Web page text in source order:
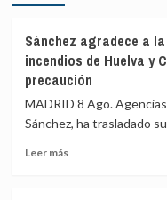
Sánchez agradece a
incendios de Huelva y
precaución
MADRID 8 Ago.
Sánchez, ha trasladado
Leer másLeer